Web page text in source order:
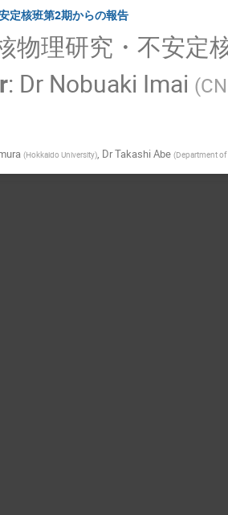
定核班第2期からの報告
物理研究・不安定
: Dr Nobuaki Imai (
(Hokkaido University), DrTakashi Abe (Department